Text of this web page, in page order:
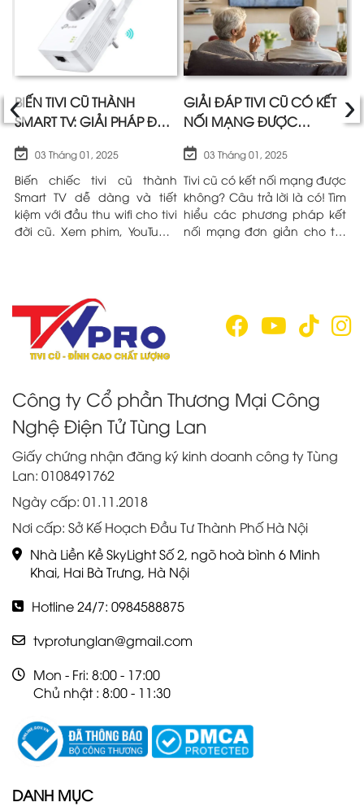
BIẾN TIVI CŨ THÀNH
SMART TV: GIẢI PHÁP ĐẦU
HIỆU QUẢ
03 Tháng 01, 2025
Biến chiếc tivi cũ thành
Smart TV dễ dàng và tiết
kiệm với đầu thu wifi cho tivi
đời cũ. Xem phim, YouTube,
GIẢI ĐÁP TIVI CŨ CÓ KẾT
NỐI MẠNG ĐƯỢC
03 Tháng 01, 2025
Tivi cũ có kết nối mạng được
không? Câu trả lời là có! Tìm
hiểu các phương pháp kết
nối mạng đơn giản cho tivi
‹ ›
Công ty Cổ phần Thương Mại Công
Nghệ Điện Tử Tùng Lan
Giấy chứng nhận đăng ký kinh doanh công ty Tùng
Lan: 0108491762
Ngày cấp: 01.11.2018
Nơi cấp: Sở Kế Hoạch Đầu Tư Thành Phố Hà Nội
Nhà Liền Kề SkyLight Số 2, ngõ hoà bình 6 Minh
Khai, Hai Bà Trưng, Hà Nội
Hotline 24/7: 0984588875
tvprotunglan@gmail.com
Mon - Fri: 8:00 - 17:00
Chủ nhật : 8:00 - 11:30
DANH MỤC